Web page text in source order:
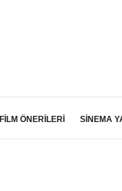
FİLM ÖNERİLERİ SİNEMA